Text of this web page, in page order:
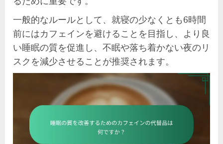
一般的なルールとして、就寝の少なくとも6時間
前にはカフェインを避けることを目指し、より良
い睡眠の質を促進し、不眠や落ち着かない夜のリ
スクを減少させることが推奨されます。